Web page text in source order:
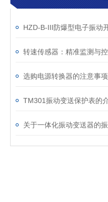
选购电源转换器的注意事项